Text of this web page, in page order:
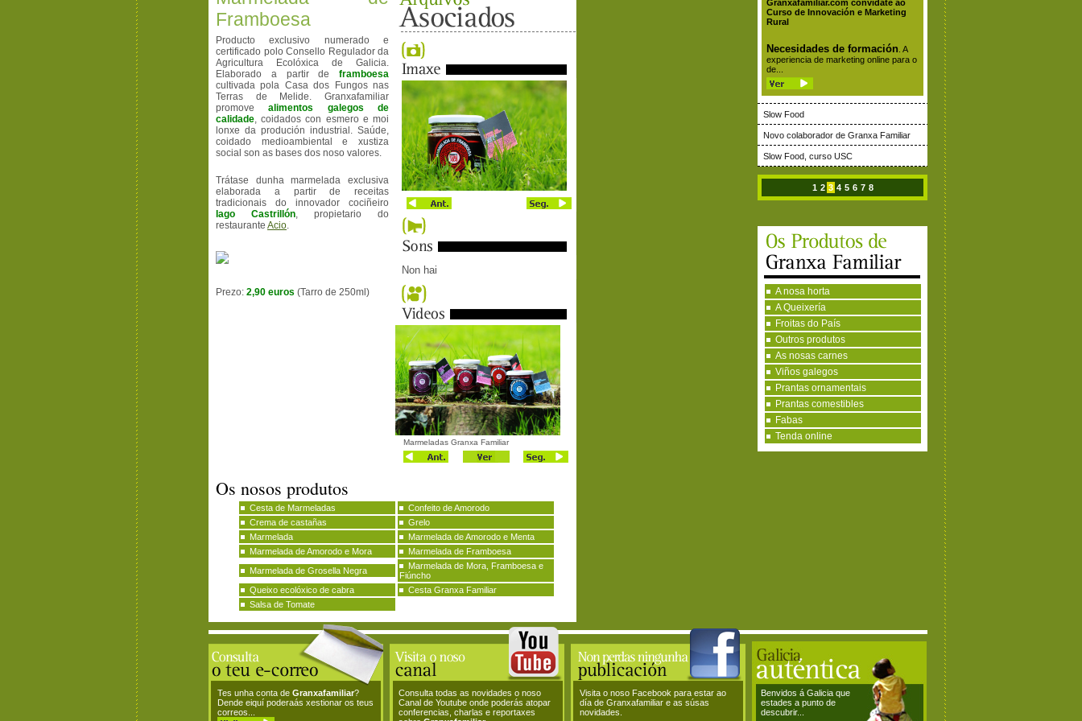
Granxafamiliar.com convídate ao
Curso de Innovación e Marketing
Rural
Necesidades de formación . A
experiencia de marketing online para o
de...
Slow Food
Novo colaborador de Granxa Familiar
Slow Food, curso USC
1 2 3 4 5 6 7 8
A nosa horta
A Queixería
Froitas do País
Outros produtos
As nosas carnes
Viños galegos
Prantas ornamentais
Prantas comestibles
Fabas
Tenda online
Non hai
Marmeladas Granxa Familiar
Framboesa
Producto exclusivo numerado e
certificado polo Consello Regulador da
Agricultura Ecolóxica de Galicia.
Elaborado a partir de framboesa
cultivada pola Casa dos Fungos nas
Terras de Melide. Granxafamiliar
promovealimentos galegos de
calidade, coidados con esmero e moi
lonxe da produción industrial. Saúde,
coidado medioambiental e xustiza
social son as bases dos noso valores.
Trátase dunha marmelada exclusiva
elaborada a partir de receitas
tradicionais do innovador cociñeiro
Iago Castrillón, propietario do
restaurante Acio.
Prezo: 2,90 euros (Tarro de 250ml)
Os nosos produtos
Cesta de Marmeladas
Confeito de Amorodo
Crema de castañas
Grelo
Marmelada
Marmelada de Amorodo e Menta
Marmelada de Amorodo e Mora
Marmelada de Framboesa
Marmelada de Grosella Negra
Marmelada de Mora, Framboesa e
Fiúncho
Queixo ecolóxico de cabra
Cesta Granxa Familiar
Salsa de Tomate
Tes unha conta de Granxafamiliar?
Dende eiquí poderaás xestionar os teus
correos...
Consulta todas as novidades o noso
Canal de Youtube onde poderás atopar
conferencias, charlas e reportaxes
Visita o noso Facebook para estar ao
día de Granxafamiliar e as súsas
novidades.
Benvidos á Galicia que
estades a punto de
descubrir...